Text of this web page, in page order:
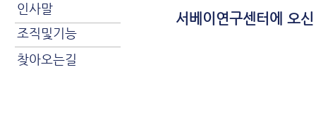
인사말
조직및기능
찾아오는길
서베이연구센터에 오